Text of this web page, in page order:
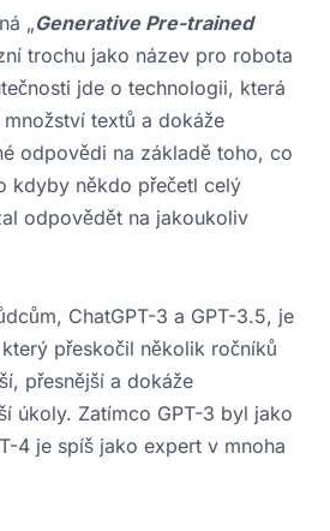
„Generative Pre-trained
trochu jako název pro robota
jde o technologii, která
textů a dokáže
odpovědi na základě toho, co
kdyby někdo přečetl celý
odpovědět na jakoukoliv
ChatGPT-3 a GPT-3.5, je
přeskočil několik ročníků
přesnější a dokáže
úkoly. Zatímco GPT-3 byl jako
4 je spíš jako expert v mnoha